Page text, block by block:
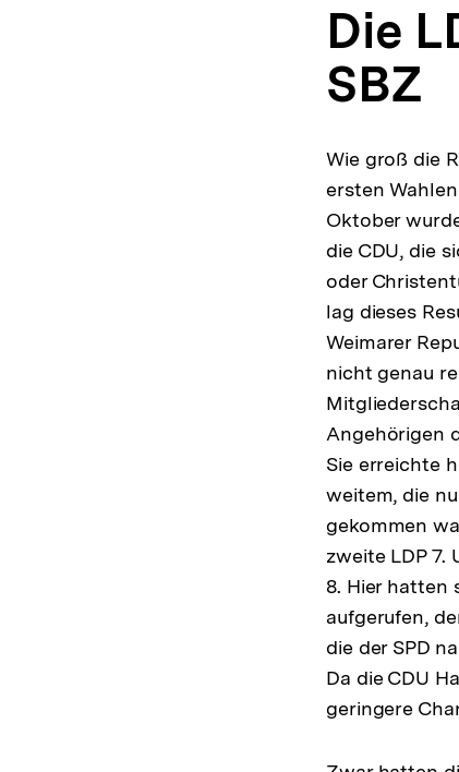
Die
SBZ
Wie groß die
ersten
Oktober
die CDU, die
oder
lag dieses
Weimarer
nicht genau
Angehörigen
Sie erreichte
weitem, die
gekommen
zweite LDP 7.
8. Hier hatten
aufgerufen,
die der SPD
Da die CDU
geringere